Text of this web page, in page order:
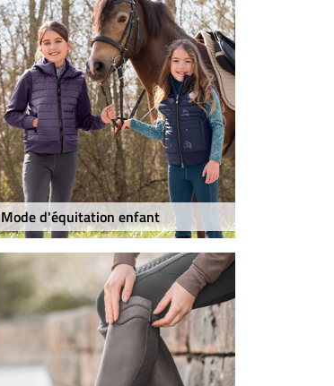
Mode d'équitation enfant